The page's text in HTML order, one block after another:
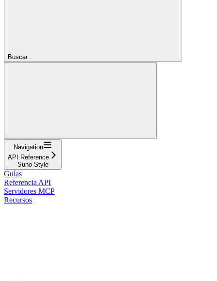
Buscar...
Navigation
API Reference
Suno Style
Guías
Referencia API
Servidores MCP
Recursos